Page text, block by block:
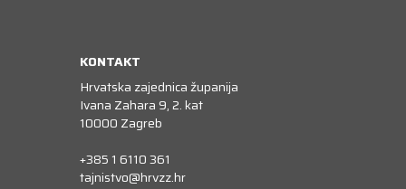
KONTAKT
Hrvatska zajednica županija
Ivana Zahara 9, 2. kat
10000 Zagreb
+385 1 6110 361
tajnistvo@hrvzz.hr